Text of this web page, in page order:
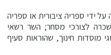
ידי ספריה ציבורית או ספריה
לצורכי מסחר; השר רשאי
מוסדות חינוך, שהוראות סעיף